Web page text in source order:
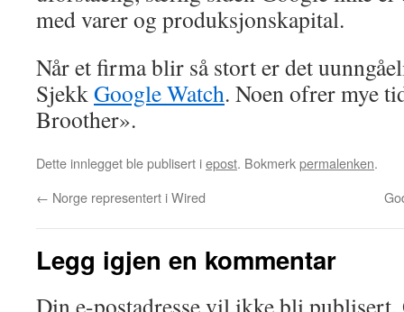
med varer og produksjonskapital.
Når et firma blir så stort er det
SjekkGoogle Watch. Noen ofrer mye
Broother».
Dette innlegget ble publisert iepost. Bokmerkpermalenken.
← Norge representert i Wired
Legg igjen en kommentar
Din e-postadresse vil ikke bli publisert.